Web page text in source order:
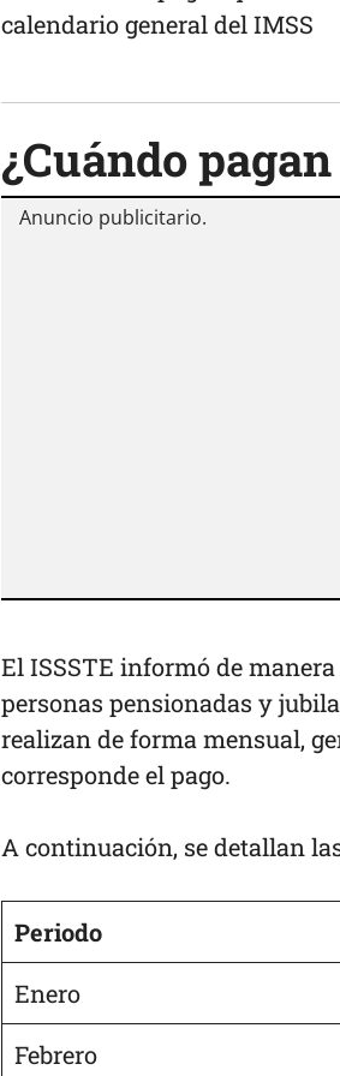
calendario general del IMSS
¿Cuándo
El ISSSTE informó de
personas pensionadas y
realizan de forma mensual,
corresponde el pago.
A continuación, se detallan
Periodo
Enero
Febrero